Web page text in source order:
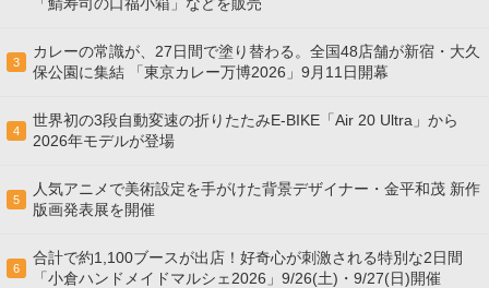
3
カレーの常識が、27日間で塗り替わる。全国48店舗が新宿・大久
保公園に集結 「東京カレー万博2026」9月11日開幕
4
世界初の3段自動変速の折りたたみE-BIKE「Air 20 Ultra」から
2026年モデルが登場
5
人気アニメで美術設定を手がけた背景デザイナー・金平和茂 新作
版画発表展を開催
6
合計で約1,100ブースが出店！好奇心が刺激される特別な2日間
「小倉ハンドメイドマルシェ2026」9/26(土)・9/27(日)開催